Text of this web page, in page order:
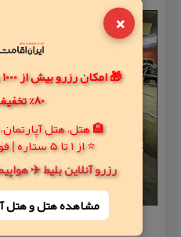
×
80% تخفیف واقعی
🏨 هتل، هتل
⭐ از 1 تا 5 ستاره | فولبرد | نزدیک حرم
رزرو آنلاین بلیط ✈️
مشاهده هتل و هتل‌